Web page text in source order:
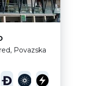
Povazska